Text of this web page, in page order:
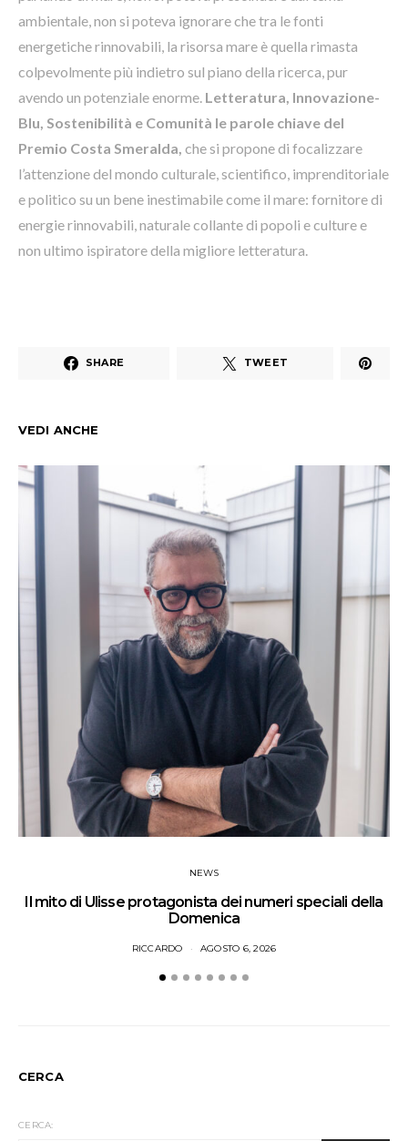
ambientale, non si poteva ignorare che tra le fonti
energetiche rinnovabili, la risorsa mare è quella rimasta
colpevolmente più indietro sul piano della ricerca, pur
avendo un potenziale enorme. Letteratura, Innovazione-
Blu, Sostenibilità e Comunità le parole chiave del
Premio Costa Smeralda, che si propone di focalizzare
l’attenzione del mondo culturale, scientifico, imprenditoriale
e politico su un bene inestimabile come il mare: fornitore di
energie rinnovabili, naturale collante di popoli e culture e
non ultimo ispiratore della migliore letteratura.
SHARE TWEET
VEDI ANCHE
NEWS
Il mito di Ulisse protagonista dei numeri speciali della
Domenica
RICCARDO AGOSTO 6, 2026
CERCA
CERCA: